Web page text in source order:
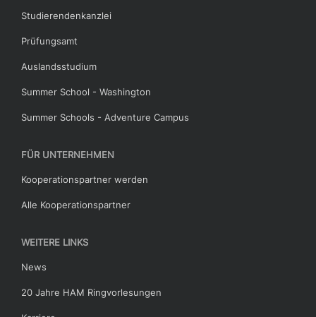
Studierendenkanzlei
Prüfungsamt
Auslandsstudium
Summer School - Washington
Summer Schools - Adventure Campus
FÜR UNTERNEHMEN
Kooperationspartner werden
Alle Kooperationspartner
WEITERE LINKS
News
20 Jahre HAM Ringvorlesungen